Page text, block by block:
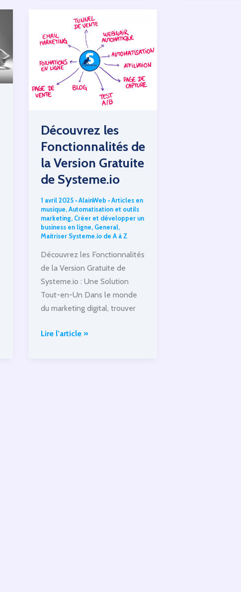
Découvrez les
Fonctionnalités de
la Version Gratuite
de Systeme.io
1 avril 2025 •AlainWeb •Articles en
musique,Automatisation et outils
marketing, Créer et développer un
business en ligne, General,
Maitriser Systeme.io de A à Z
Découvrez les Fonctionnalités
de la Version Gratuite de
Systeme.io : Une Solution
Tout-en-Un Dans le monde
du marketing digital, trouver
Découvrez
Lire l’article »